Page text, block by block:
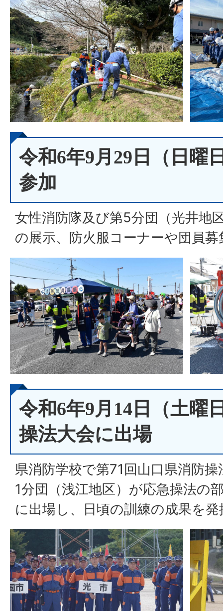
令和6年9月29日（日曜
参加
女性消防隊及び第5分団（光井地
の展示、防火服コーナーや団員
令和6年9月14日（土曜
操法大会に出場
県消防学校で第71回山口県消防
1分団（浅江地区）が応急操法の
に出場し、日頃の訓練の成果を